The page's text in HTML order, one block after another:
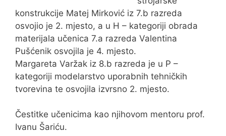
konstrukcije Matej Mirković iz 7.b razreda
osvojio je 2. mjesto, a u H – kategoriji obrada
materijala učenica 7.a razreda Valentina
Pušćenik osvojila je 4. mjesto.
Margareta Varžak iz 8.b razreda je u P –
kategoriji modelarstvo uporabnih tehničkih
tvorevina te osvojila izvrsno 2. mjesto.
Čestitke učenicima kao njihovom mentoru prof.
Ivanu Šariću.